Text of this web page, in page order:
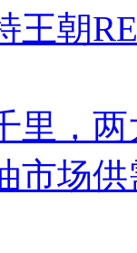
王朝
里，
市场